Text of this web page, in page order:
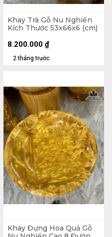
Khay Trà Gỗ Nu Nghiến
Kích Thước 53x66x6 (cm)
2 tháng trước
8.200.000 ₫
Khay Đựng Hoa Quả Gỗ